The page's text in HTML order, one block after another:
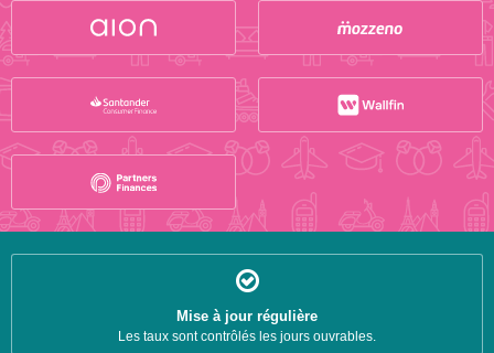
Mise à jour régulière
Les taux sont contrôlés les jours ouvrables.